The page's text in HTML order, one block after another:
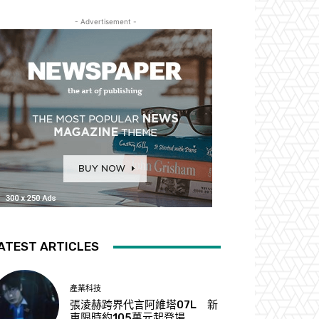
- Advertisement -
ARTICLES
產業科技
張淩赫跨界代言阿維塔07L 新